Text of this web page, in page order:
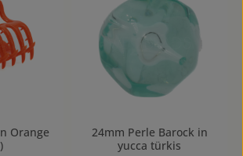
Orange
24mm Perle Barock in
yucca türkis